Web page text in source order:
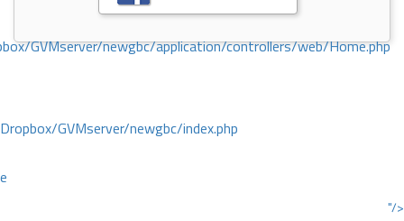
GVMserver/newgbc/application/controllers/web/Home.php
GVMserver/newgbc/index.php
"/>